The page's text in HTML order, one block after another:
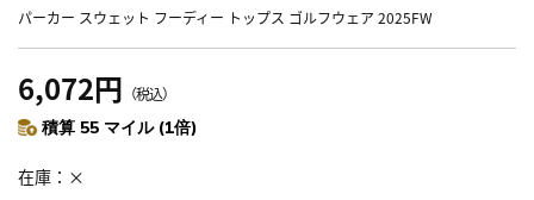
パーカー スウェット フーディー トップス ゴルフウェア 2025FW
6,072円 （税込）
積算 55 マイル (1倍)
在庫 ×